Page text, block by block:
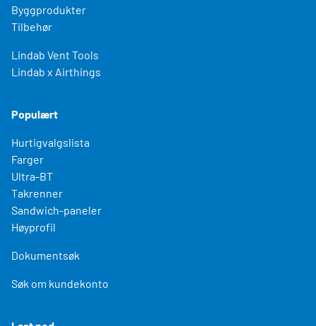
Byggprodukter
Tilbehør
Lindab Vent Tools
Lindab x Airthings
Populært
Hurtigvalgslista
Farger
Ultra-BT
Takrenner
Sandwich-paneler
Høyprofil
Dokumentsøk
Søk om kundekonto